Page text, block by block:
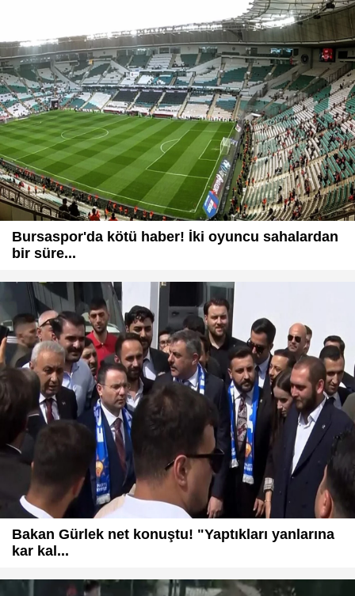
Bursaspor'da kötü haber! İki oyuncu sahalardan
bir süre...
Bakan Gürlek net konuştu! "Yaptıkları yanlarına
kar kal...